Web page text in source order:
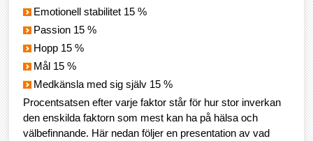
Emotionell stabilitet 15 %
Passion 15 %
Hopp 15 %
Mål 15 %
Medkänsla med sig själv 15 %
Procentsatsen efter varje faktor står för hur stor inverkan
den enskilda faktorn som mest kan ha på hälsa och
välbefinnande. Här nedan följer en presentation av vad